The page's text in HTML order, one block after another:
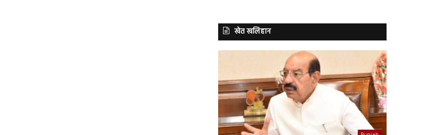
खेत खलिहान